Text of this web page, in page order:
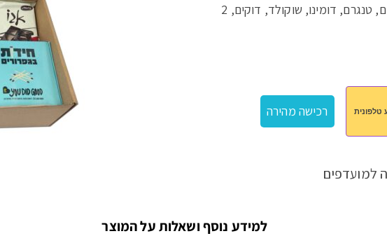
מארז משחקים לעורף – חידות בגפרורים, טנגרם, דומינו, שוקולד, דוקים, 2
רכישה מהירה
למועדפים
למידע נוסף ושאלות על המוצר